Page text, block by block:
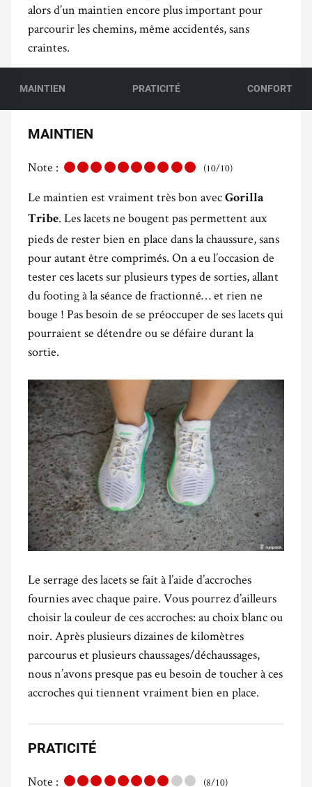
alors d’un maintien encore plus important pour
parcourir les chemins, même accidentés, sans
craintes.
MAINTIEN PRATICITÉ CONFORT
MAINTIEN
Note : (10/10)
Le maintien est vraiment très bon avec Gorilla
Tribe. Les lacets ne bougent pas permettent aux
pieds de rester bien en place dans la chaussure, sans
pour autant être comprimés. On a eu l’occasion de
tester ces lacets sur plusieurs types de sorties, allant
du footing à la séance de fractionné… et rien ne
bouge ! Pas besoin de se préoccuper de ses lacets qui
pourraient se détendre ou se défaire durant la
sortie.
Le serrage des lacets se fait à l’aide d’accroches
fournies avec chaque paire. Vous pourrez d’ailleurs
choisir la couleur de ces accroches: au choix blanc ou
noir. Après plusieurs dizaines de kilomètres
parcourus et plusieurs chaussages/déchaussages,
nous n’avons presque pas eu besoin de toucher à ces
accroches qui tiennent vraiment bien en place.
PRATICITÉ
Note : (8/10)